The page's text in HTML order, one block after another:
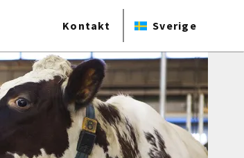
Kontakt Sverige